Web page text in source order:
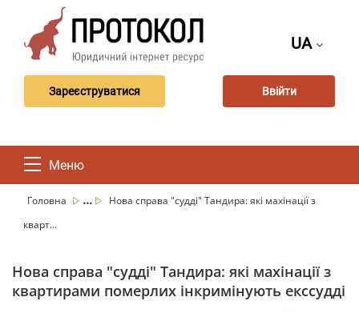
UA
Зареєструватися Ввійти
Меню
Головна ...
Нова справа "судді" Тандира: які махінації з
кварт...
Нова справа "судді" Тандира: які махінації з
квартирами померлих інкримінують екссудді